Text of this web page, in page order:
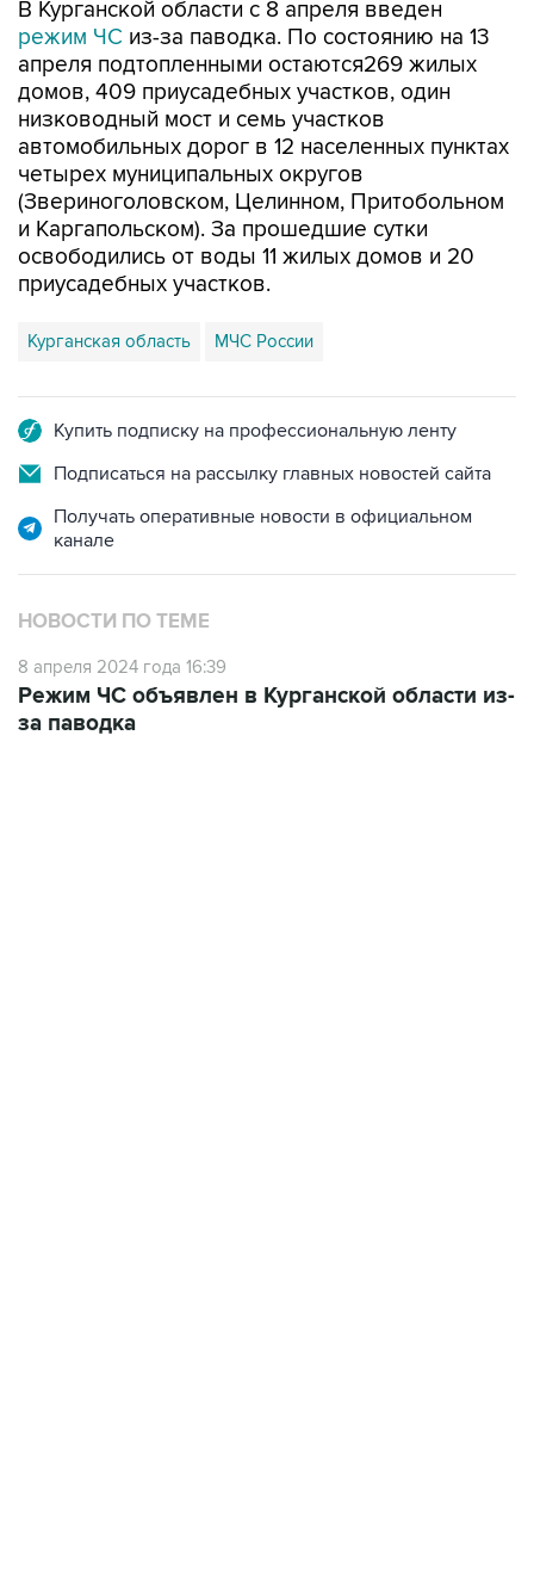
апреля подтопленными остаются269 жилых
домов, 409 приусадебных участков, один
низководный мост и семь участков
автомобильных дорог в 12 населенных пунктах
четырех муниципальных округов
(Звериноголовском, Целинном, Притобольном
и Каргапольском). За прошедшие сутки
освободились от воды 11 жилых домов и 20
приусадебных участков.
Курганская область МЧС России
Подписаться на рассылку главных новостей сайта
Получать оперативные новости в официальном
НОВОСТИ ПО ТЕМЕ
8 апреля 2024 года 16:39
за паводка